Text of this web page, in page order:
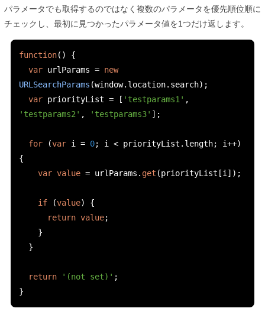
パラメータでも取得するのではなく複数のパラメータを優先順位順に
チェックし、最初に見つかったパラメータ値を1つだけ返します。
function()
{
var urlParams = new
URLSearchParams (window. location. search);
var priorityList = [ 'testparams1' ,
'testparams2' , 'testparams3' ];
for (var i = 0; i < priorityList . length; i++)
{
var value = urlParams . get (priorityList [i ]);
if (value)
{
return value;
}
}
return '(not set)' ;
}